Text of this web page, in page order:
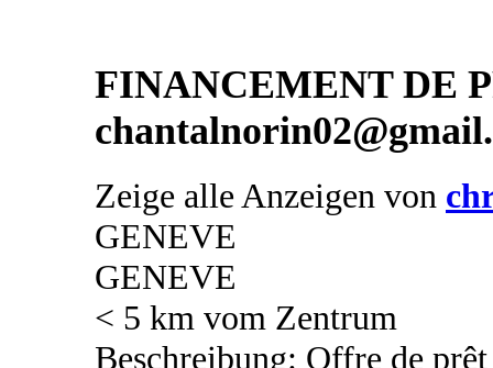
FINANCEMENT DE
Zeige alle Anzeigen von
GENEVE
GENEVE
< 5 km vom Zentrum
Beschreibung: Offre de